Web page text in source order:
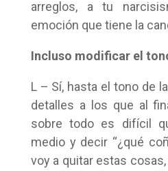
arreglos, a tu
emoción que tiene la
Incluso modificar el
L – Sí, hasta el tono de
detalles a los que al
sobre todo es difícil
medio y decir “¿qué
voy a quitar estas